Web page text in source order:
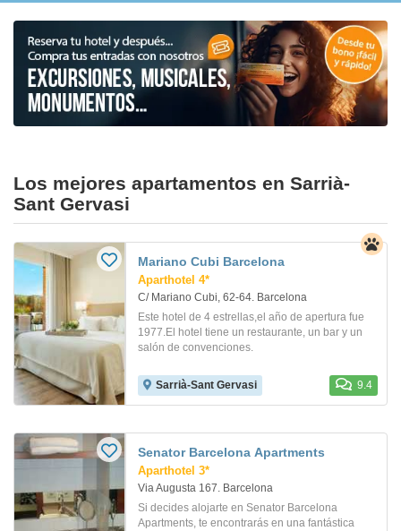
Los mejores apartamentos en Sarrià-
Sant Gervasi
Mariano Cubi Barcelona
Aparthotel 4*
C/ Mariano Cubi, 62-64. Barcelona
Este hotel de 4 estrellas,el año de apertura fue
1977.El hotel tiene un restaurante, un bar y un
salón de convenciones.
Sarrià-Sant Gervasi 9.4
Senator Barcelona Apartments
Aparthotel 3*
Via Augusta 167. Barcelona
Si decides alojarte en Senator Barcelona
Apartments, te encontrarás en una fantástica